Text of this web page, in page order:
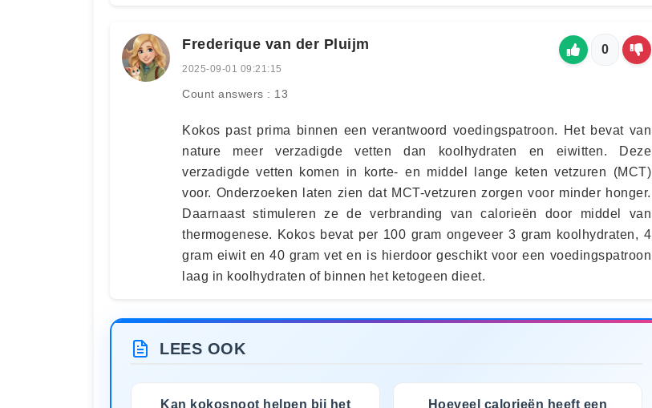
Frederique van der Pluijm
2025-09-01 09:21:15
Count answers : 13
0
Kokos past prima binnen een verantwoord voedingspatroon. Het bevat van
nature meer verzadigde vetten dan koolhydraten en eiwitten. Deze
verzadigde vetten komen in korte- en middel lange keten vetzuren (MCT)
voor. Onderzoeken laten zien dat MCT-vetzuren zorgen voor minder honger.
Daarnaast stimuleren ze de verbranding van calorieën door middel van
thermogenese. Kokos bevat per 100 gram ongeveer 3 gram koolhydraten, 4
gram eiwit en 40 gram vet en is hierdoor geschikt voor een voedingspatroon
laag in koolhydraten of binnen het ketogeen dieet.
LEES OOK
Kan kokosnoot helpen bij het
Hoeveel calorieën heeft een